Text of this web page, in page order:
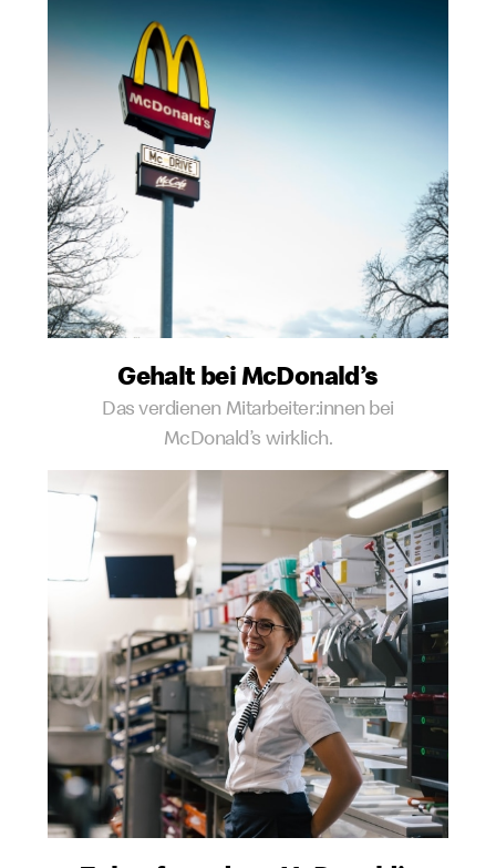
Gehalt bei McDonald’s
Das verdienen Mitarbeiter:innen bei
McDonald’s wirklich.